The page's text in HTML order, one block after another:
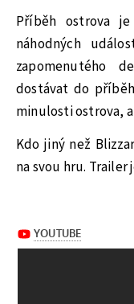
Příběh ostrova
náhodných
zapomenutého
dostávat do
minulosti ostrova,
Kdo jiný než
na svou hru. Trailer